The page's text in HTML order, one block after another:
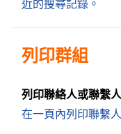
近的搜尋記錄。
列印群組
列印聯絡人或聯繫
在一頁內列印聯繫